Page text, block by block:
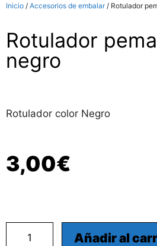
Inicio / Accesorios de embalar/ Rotulador
Rotulador
negro
Rotulador color Negro
3,00€
Añadir al